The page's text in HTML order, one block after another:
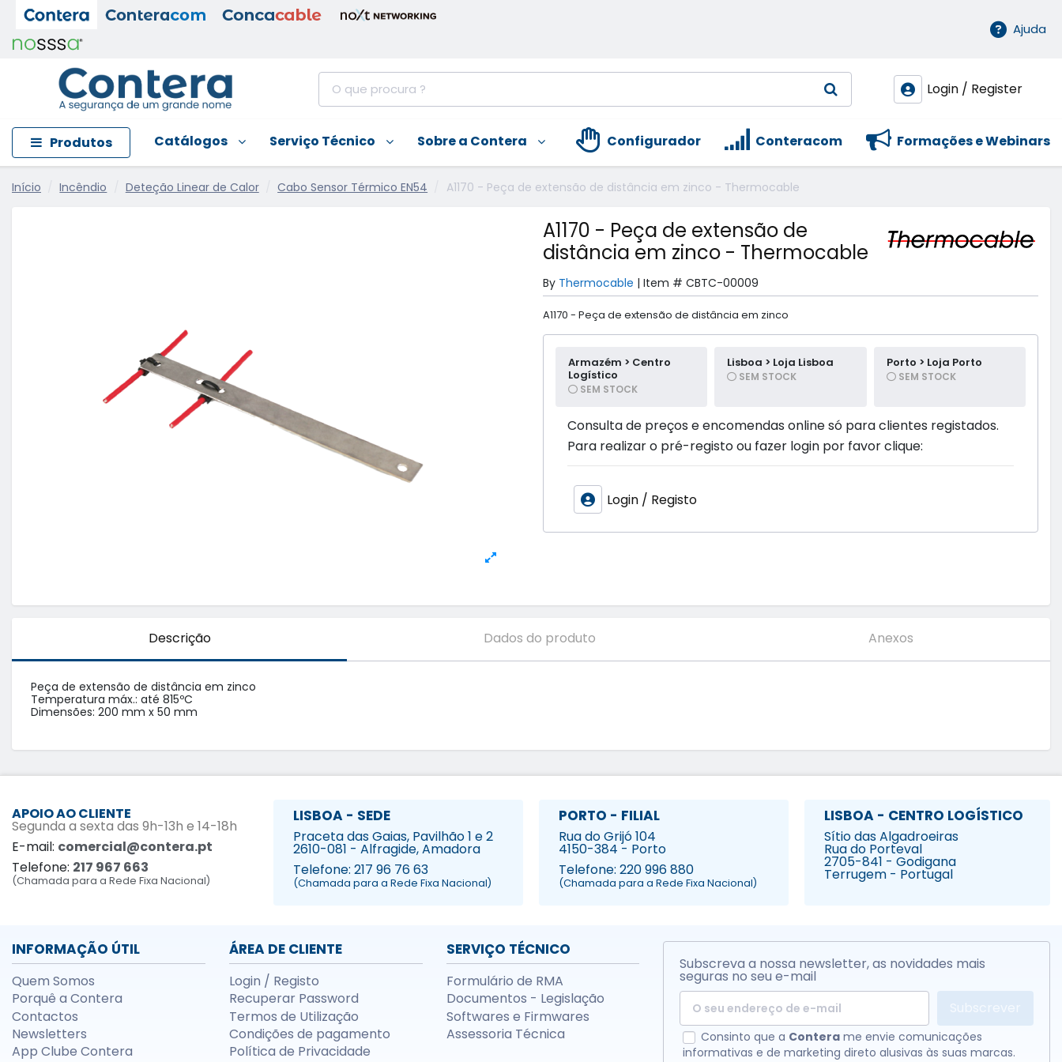
Ajuda
Login / Register
Produtos Catálogos Serviço Técnico Sobre a Contera Formações e Webinars
Conteracom
Configurador
Início Incêndio Deteção Linear de Calor Cabo Sensor Térmico EN54 A1170 - Peça de extensão de distância em zinco - Thermocable
A1170 - Peça de extensão de
distância em zinco - Thermocable
By Thermocable | Item # CBTC-00009
A1170 - Peça de extensão de distância em zinco
Armazém > Centro
Logístico
SEM STOCK
Lisboa > Loja Lisboa
SEM STOCK
Porto > Loja Porto
SEM STOCK
Consulta de preços e encomendas online só para clientes registados.
Para realizar o pré-registo ou fazer login por favor clique:
Login / Registo
Descrição Dados do produto Anexos
Peça de extensão de distância em zinco
Temperatura máx.: até 815ºC
Dimensões: 200 mm x 50 mm
APOIO AO CLIENTE
Segunda a sexta das 9h-13h e 14-18h
E-mail: comercial@contera.pt
Telefone: 217 967 663
(Chamada para a Rede Fixa Nacional)
LISBOA - SEDE
Praceta das Gaias, Pavilhão 1 e 2
2610-081 - Alfragide, Amadora
Telefone: 217 96 76 63
(Chamada para a Rede Fixa Nacional)
PORTO - FILIAL
Rua do Grijó 104
4150-384 - Porto
Telefone: 220 996 880
(Chamada para a Rede Fixa Nacional)
LISBOA - CENTRO LOGÍSTICO
Sítio das Algadroeiras
Rua do Porteval
2705-841 - Godigana
Terrugem - Portugal
INFORMAÇÃO ÚTIL
Quem Somos
Porquê a Contera
Contactos
Newsletters
App Clube Contera
ÁREA DE CLIENTE
Login / Registo
Recuperar Password
Termos de Utilização
Condições de pagamento
Política de Privacidade
SERVIÇO TÉCNICO
Formulário de RMA
Documentos - Legislação
Softwares e Firmwares
Assessoria Técnica
Subscreva a nossa newsletter, as novidades mais
seguras no seu e-mail
Subscrever
Consinto que a Contera me envie comunicações
informativas e de marketing direto alusivas às suas marcas.